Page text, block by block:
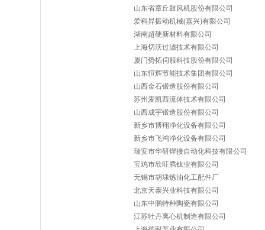
山东省章丘鼓风机股份有限公司
爱科昇振动机械(嘉兴)有限公司
湖南超硬新材料有限公司
上海切沃过滤技术有限公司
厦门势拓伺服科技股份有限公司
山东恒辉节能技术集团有限公司
山西金石锻造股份有限公司
苏州麦凯西流体技术有限公司
山西成宇锻造股份有限公司
新乡市博翔净化设备有限公司
新乡市飞鸿净化设备有限公司
瑞安市华研焊接自动化科技有限公司
宝鸡市欣旺腾钛业有限公司
无锡市胡埭炼油化工配件厂
北京天泰兴业科技有限公司
山东中鹏特种陶瓷有限公司
江苏牡丹离心机制造有限公司